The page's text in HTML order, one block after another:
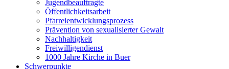
Jugendbeauftragte
Öffentlichkeitsarbeit
Pfarreientwicklungsprozess
Prävention von sexualisierter Gewalt
Nachhaltigkeit
Freiwilligendienst
1000 Jahre Kirche in Buer
Schwerpunkte